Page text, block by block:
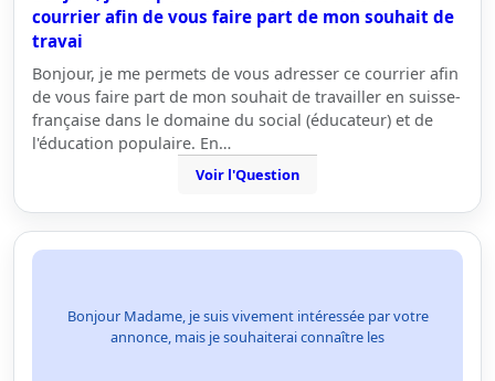
courrier afin de vous faire part de mon souhait de
travai
Bonjour, je me permets de vous adresser ce courrier afin
de vous faire part de mon souhait de travailler en suisse-
française dans le domaine du social (éducateur) et de
l'éducation populaire. En…
Voir l'Question
Bonjour Madame, je suis vivement intéressée par votre
annonce, mais je souhaiterai connaître les